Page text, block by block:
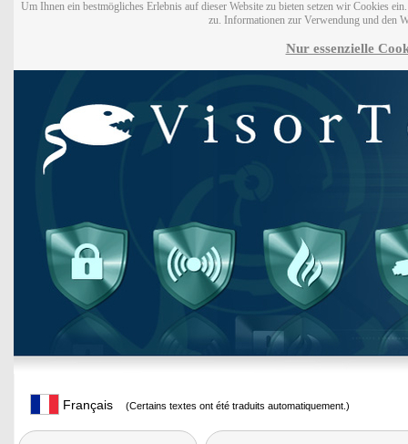
Um Ihnen ein bestmögliches Erlebnis auf dieser Website zu bieten setzen wir Cookies
zu. Informationen zur Verwendung und den
Nur essenzielle
Français (Certains textes ont été traduits automatiquement.)